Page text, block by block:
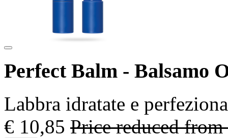
Perfect Balm - Balsamo
Labbra idratate e
€ 10,85 Price reduced from